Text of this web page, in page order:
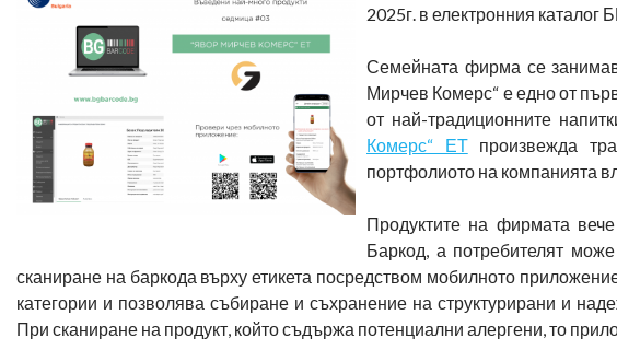
2025г. в електронния каталог
Семейната фирма се
Мирчев Комерс“ е едно от
от най-традиционните
Комерс“ ЕТпроизвежда
портфолиото на компанията
Продуктите на фирмата
Баркод, а потребителят
сканиране на баркода върху етикета посредством мобилното
категории и позволява събиране и съхранение на структурирани и
При сканиране на продукт, който съдържа потенциални алергени, то